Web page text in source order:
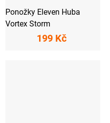
Ponožky Eleven Huba
Vortex Storm
199 Kč